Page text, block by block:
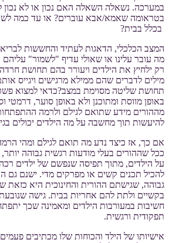
במערכה. נשאלה השאלה האם נכון או לא
בטראומה שאמא/אבא עוברים? או עד כמה
בכלל בבית?
המצב הכלכלי, הדאגות לעתיד והחששות
מה עובר עלינו או שאולי עדיף "לשמור"
רק ילחיץ את הילדים ויעורר בהם תחושת
מילים לדברים שהם ממילא מרגישים ויגייס
תחושת שליטה מסוימת במצב?כדאי למצוא
באופן מווסת ומתוכנן ולא באופן סוער, דרמטי
מההורים מידע שתואם לגילם ולרמה
להיעשות תוך מחשבה על מה הילדים יכולים
אם כך, אז כיצד נדע מה תואם לגילם ומהי
ככל שההורים בעלי מודעות רגשית גבוהה
על הילדים, מתוך תפיסה שנפשם של ילדים רכה
להכיל תכנים קשים או מפרקים מדי. ישנם גם
גבוהה, שגישתם ההורית והחינוכית היא
בקשיים ולתת להם אחריות בבית. גישה
חשיבות במעורבות הילדים ומאמינה שכך
תפקודית ורגשית.
אישיותו של הילד והכוחות שלו מכתיבים